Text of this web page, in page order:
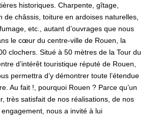
historiques. Charpente, gîtage,
de châssis, toiture en ardoises naturelles,
etc., autant d’ouvrages que nous
le cœur du centre-ville de Rouen, la
clochers. Situé à 50 mètres de la Tour du
d’intérêt touristique réputé de Rouen,
permettra d’y démontrer toute l’étendue
Au fait !, pourquoi Rouen ? Parce qu’un
très satisfait de nos réalisations, de nos
nous a invité à lui